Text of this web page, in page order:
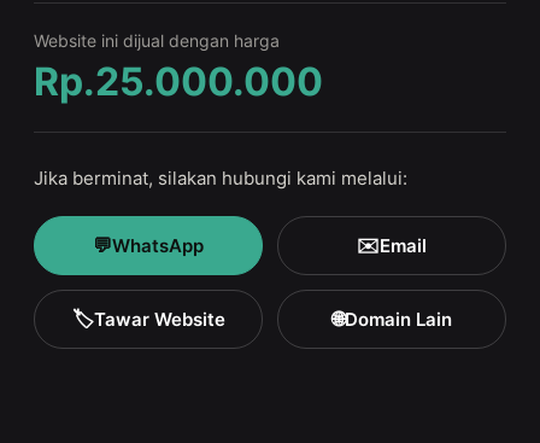
Website ini dijual dengan harga
Rp.25.000.000
Jika berminat, silakan hubungi kami melalui:
💬WhatsApp ✉️Email
🏷️Tawar Website 🌐Domain Lain